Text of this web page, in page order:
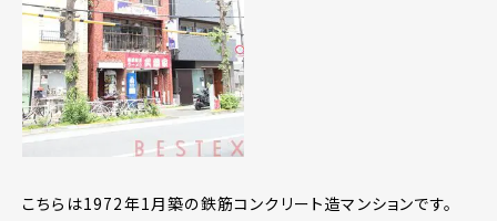
こちらは1972年1月築の鉄筋コンクリート造マンションです。